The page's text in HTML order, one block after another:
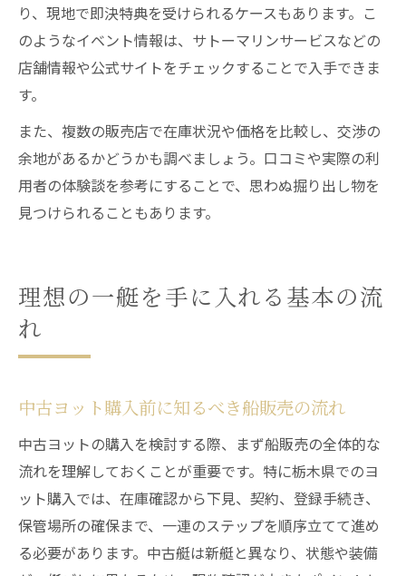
り、現地で即決特典を受けられるケースもあります。こ
のようなイベント情報は、サトーマリンサービスなどの
店舗情報や公式サイトをチェックすることで入手できま
す。
また、複数の販売店で在庫状況や価格を比較し、交渉の
余地があるかどうかも調べましょう。口コミや実際の利
用者の体験談を参考にすることで、思わぬ掘り出し物を
見つけられることもあります。
理想の一艇を手に入れる基本の流
れ
中古ヨット購入前に知るべき船販売の流れ
中古ヨットの購入を検討する際、まず船販売の全体的な
流れを理解しておくことが重要です。特に栃木県でのヨ
ット購入では、在庫確認から下見、契約、登録手続き、
保管場所の確保まで、一連のステップを順序立てて進め
る必要があります。中古艇は新艇と異なり、状態や装備